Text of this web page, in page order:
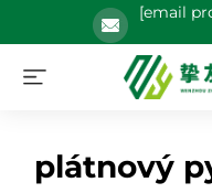
[email
plátnový